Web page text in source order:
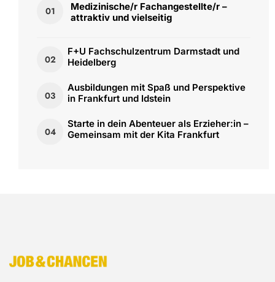
01
Medizinische/r Fachangestellte/r –
attraktiv und vielseitig
02
F+U Fachschulzentrum Darmstadt und
Heidelberg
03
Ausbildungen mit Spaß und Perspektive
in Frankfurt und Idstein
04
Starte in dein Abenteuer als Erzieher:in –
Gemeinsam mit der Kita Frankfurt